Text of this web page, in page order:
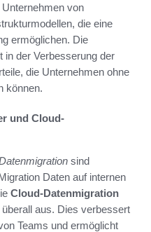
von
die eine
ermöglichen. Die
in der Verbesserung der
die Unternehmen ohne
können.
und Cloud-
sind
Daten auf internen
Cloud-Datenmigration
aus. Dies verbessert
Teams und ermöglicht